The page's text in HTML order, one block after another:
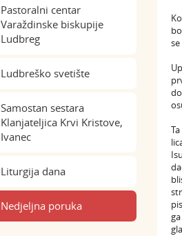
Pastoralni centar
Varaždinske biskupije
Ludbreg
Ludbreško svetište
Samostan sestara
Klanjateljica Krvi Kristove,
Ivanec
Liturgija dana
Nedjeljna poruka